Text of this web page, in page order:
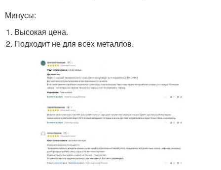
Минусы:
Высокая цена.
Подходит не для всех металлов.